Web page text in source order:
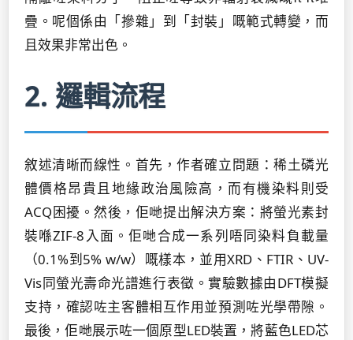
疊。呢個係由「摻雜」到「封裝」嘅範式轉變，而
且效果非常出色。
2. 邏輯流程
敘述清晰而線性。首先，作者確立問題：稀土磷光
體價格昂貴且地緣政治風險高，而有機染料則受
ACQ困擾。然後，佢哋提出解決方案：將螢光素封
裝喺ZIF-8入面。佢哋合成一系列唔同染料負載量
（0.1%到5% w/w）嘅樣本，並用XRD、FTIR、UV-
Vis同螢光壽命光譜進行表徵。實驗數據由DFT模擬
支持，確認咗主客體相互作用並預測咗光學帶隙。
最後，佢哋展示咗一個原型LED裝置，將藍色LED芯